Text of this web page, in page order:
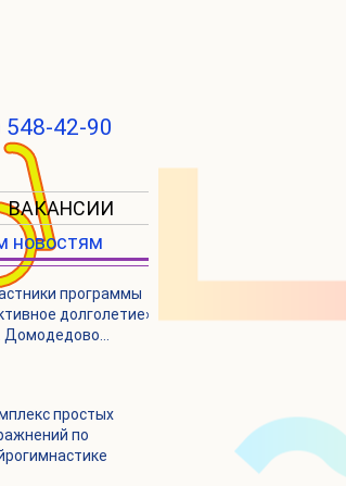
548-42-90
ВАКАНСИИ
новостям
программы
долголетие»
Домодедово
простых
по